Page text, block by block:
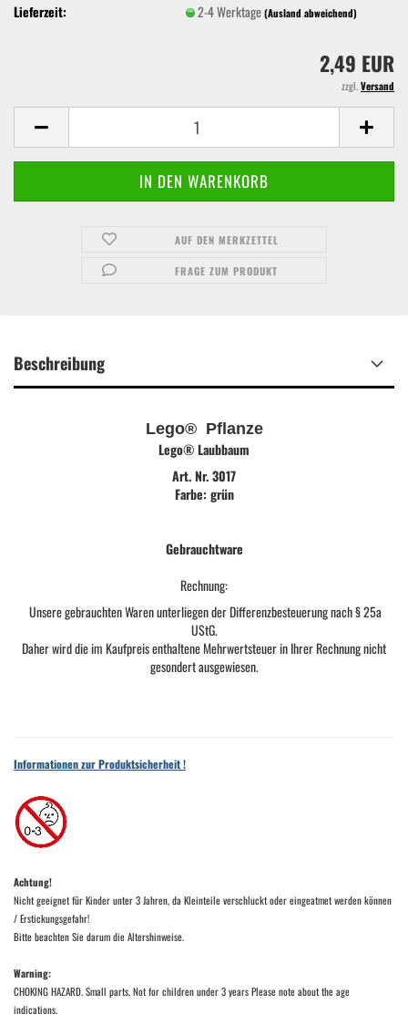
Lieferzeit:
2-4 Werktage(Ausland abweichend)
2,49 EUR
zzgl.Versand
AUF DEN MERKZETTEL
FRAGE ZUM PRODUKT
Beschreibung
Lego® Pflanze
Lego® Laubbaum
Art. Nr. 3017
Farbe: grün
Gebrauchtware
Rechnung:
Unsere gebrauchten Waren unterliegen der Differenzbesteuerung nach § 25a
UStG.
Daher wird die im Kaufpreis enthaltene Mehrwertsteuer in Ihrer Rechnung nicht
gesondert ausgewiesen.
Informationen zur Produktsicherheit !
Achtung!
Nicht geeignet für Kinder unter 3 Jahren, da Kleinteile verschluckt oder eingeatmet werden können
/ Erstickungsgefahr!
Bitte beachten Sie darum die Altershinweise.
Warning:
CHOKING HAZARD. Small parts. Not for children under 3 years Please note about the age
indications.